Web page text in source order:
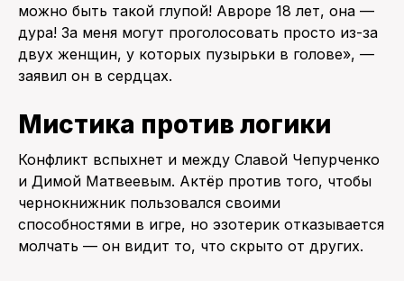
можно быть такой глупой! Авроре 18 лет, она —
дура! За меня могут проголосовать просто из-за
двух женщин, у которых пузырьки в голове», —
заявил он в сердцах.
Мистика против логики
Конфликт вспыхнет и между Славой Чепурченко
и Димой Матвеевым. Актёр против того, чтобы
чернокнижник пользовался своими
способностями в игре, но эзотерик отказывается
молчать — он видит то, что скрыто от других.